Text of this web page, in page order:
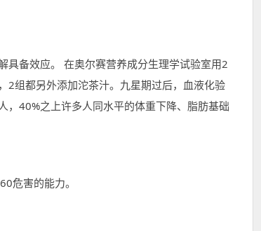
具备效应。 在奥尔赛营养成分生理学试验室用2
2组都另外添加沱茶汁。九星期过后，血液化验
，40%之上许多人同水平的体重下降、脂肪基础
危害的能力。